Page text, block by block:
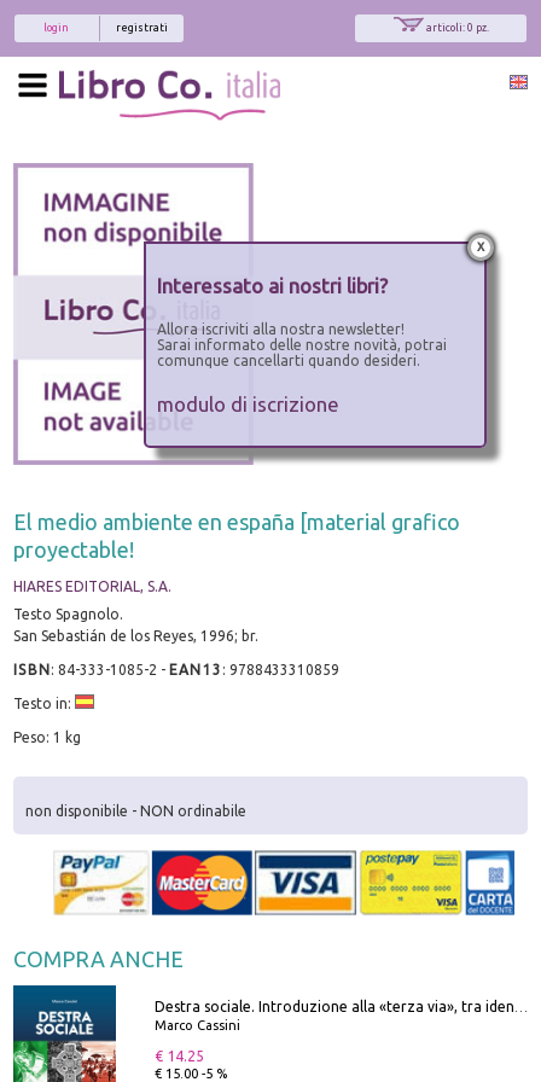
articoli: 0 pz.
registrati
login
El medio ambiente en españa [material grafico
proyectable!
HIARES EDITORIAL, S.A.
Testo Spagnolo.
San Sebastián de los Reyes, 1996; br.
ISBN:84-333-1085-2 - EAN13 :9788433310859
Testo in:
Peso: 1 kg
non disponibile - NON ordinabile
COMPRA ANCHE
Marco Cassini
€ 14.25
€ 15.00 -5 %
x
Interessato ai nostri libri?
Allora iscriviti alla nostra newsletter!
Sarai informato delle nostre novità, potrai
comunque cancellarti quando desideri.
modulo di iscrizione